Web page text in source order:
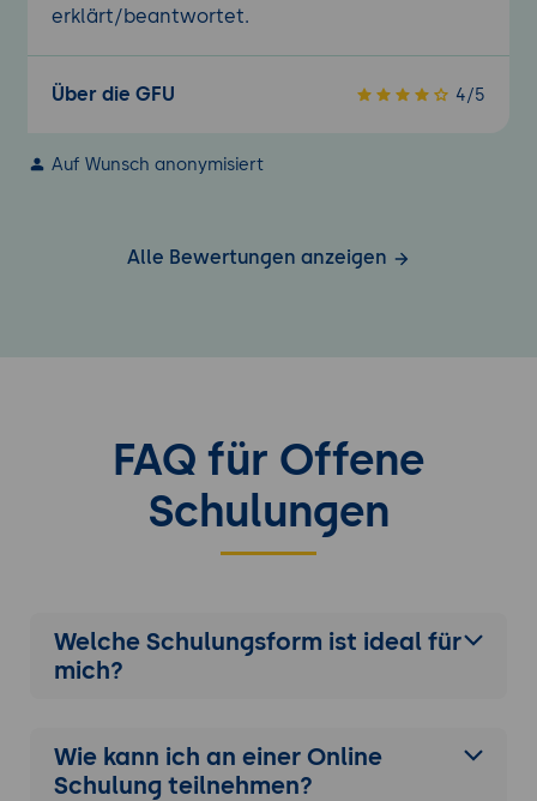
erklärt/beantwortet.
Über die GFU 4/5
Auf Wunsch anonymisiert
Alle Bewertungen anzeigen
FAQ für Offene
Schulungen
Welche Schulungsform ist ideal für
mich?
Wie kann ich an einer Online
Schulung teilnehmen?